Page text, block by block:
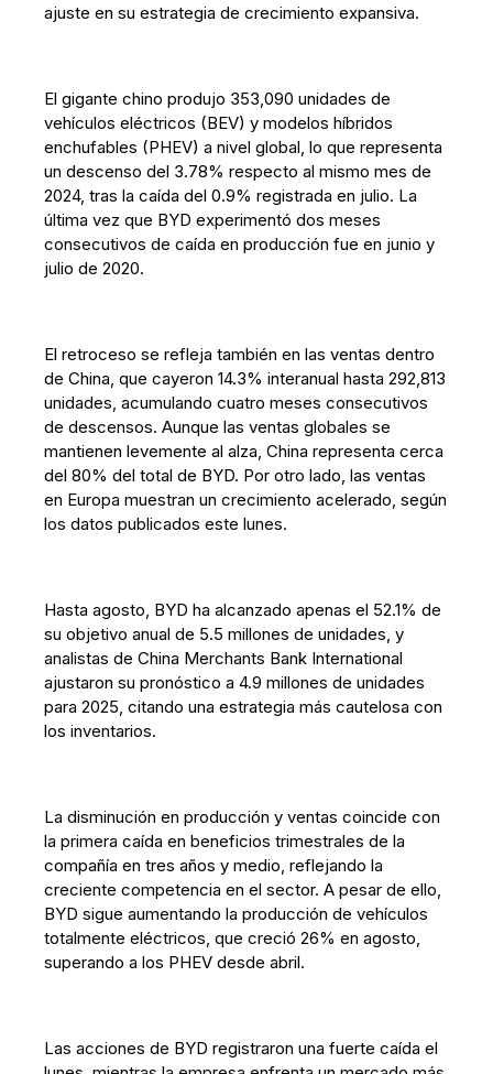
ajuste en su estrategia de crecimiento expansiva.
El gigante chino produjo 353,090 unidades de
vehículos eléctricos (BEV) y modelos híbridos
enchufables (PHEV) a nivel global, lo que representa
un descenso del 3.78% respecto al mismo mes de
2024, tras la caída del 0.9% registrada en julio. La
última vez que BYD experimentó dos meses
consecutivos de caída en producción fue en junio y
julio de 2020.
El retroceso se refleja también en las ventas dentro
de China, que cayeron 14.3% interanual hasta 292,813
unidades, acumulando cuatro meses consecutivos
de descensos. Aunque las ventas globales se
mantienen levemente al alza, China representa cerca
del 80% del total de BYD. Por otro lado, las ventas
en Europa muestran un crecimiento acelerado, según
los datos publicados este lunes.
Hasta agosto, BYD ha alcanzado apenas el 52.1% de
su objetivo anual de 5.5 millones de unidades, y
analistas de China Merchants Bank International
ajustaron su pronóstico a 4.9 millones de unidades
para 2025, citando una estrategia más cautelosa con
los inventarios.
La disminución en producción y ventas coincide con
la primera caída en beneficios trimestrales de la
compañía en tres años y medio, reflejando la
creciente competencia en el sector. A pesar de ello,
BYD sigue aumentando la producción de vehículos
totalmente eléctricos, que creció 26% en agosto,
superando a los PHEV desde abril.
Las acciones de BYD registraron una fuerte caída el